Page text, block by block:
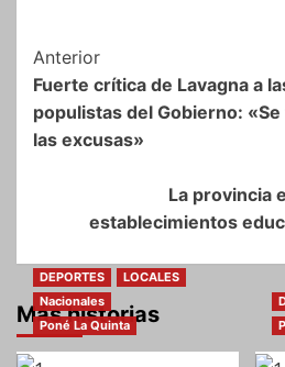
Navegación
de
entradas
Anterior
Fuerte crítica de Lavagna a
populistas del Gobierno:
las excusas»
La provincia
establecimientos
Más historias
DEPORTES
LOCALES
Nacionales
Poné La Quinta